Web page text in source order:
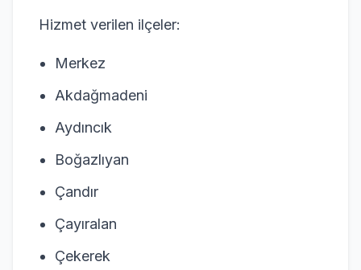
Hizmet verilen ilçeler:
Merkez
Akdağmadeni
Aydıncık
Boğazlıyan
Çandır
Çayıralan
Çekerek